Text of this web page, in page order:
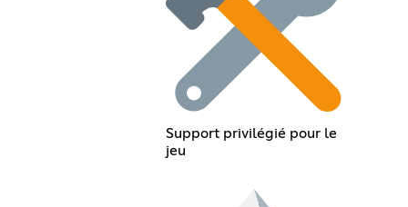
Support privilégié pour le
jeu